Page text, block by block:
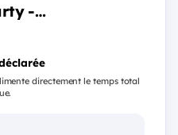
-
directement le temps total